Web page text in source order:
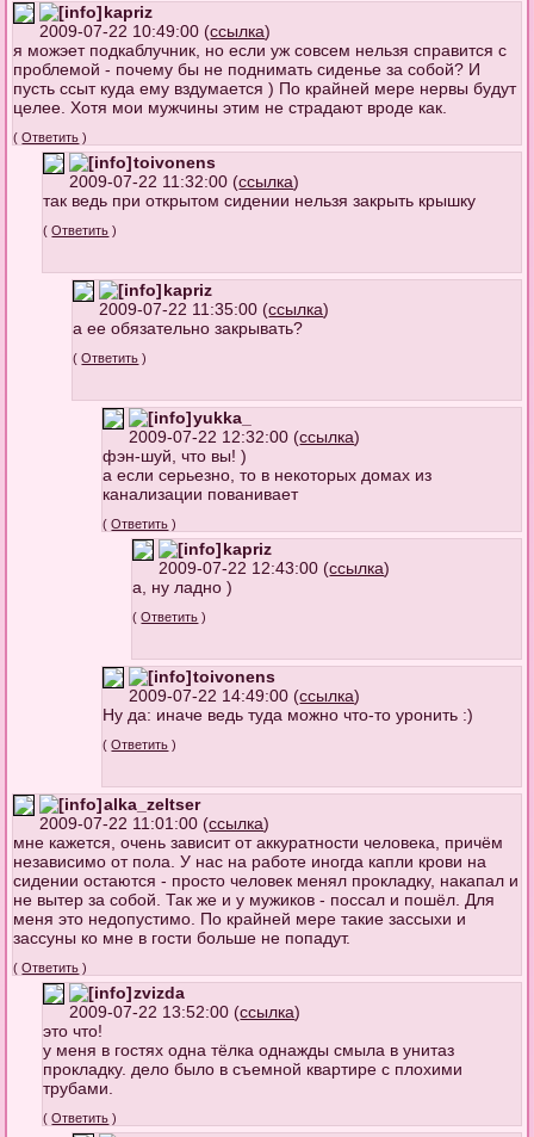
kapriz
2009-07-22 10:49:00 (ссылка)
я можэет подкаблучник, но если уж совсем нельзя справится с
проблемой - почему бы не поднимать сиденье за собой? И
пусть ссыт куда ему вздумается ) По крайней мере нервы будут
целее. Хотя мои мужчины этим не страдают вроде как.
(Ответить )
toivonens
2009-07-22 11:32:00 (ссылка)
так ведь при открытом сидении нельзя закрыть крышку
(Ответить )
kapriz
2009-07-22 11:35:00 (ссылка)
а ее обязательно закрывать?
(Ответить )
yukka_
2009-07-22 12:32:00 (ссылка)
фэн-шуй, что вы! )
а если серьезно, то в некоторых домах из
канализации пованивает
(Ответить )
kapriz
2009-07-22 12:43:00 (ссылка)
а, ну ладно )
(Ответить )
toivonens
2009-07-22 14:49:00 (ссылка)
Ну да: иначе ведь туда можно что-то уронить :)
(Ответить )
alka_zeltser
2009-07-22 11:01:00 (ссылка)
мне кажется, очень зависит от аккуратности человека, причём
независимо от пола. У нас на работе иногда капли крови на
сидении остаются - просто человек менял прокладку, накапал и
не вытер за собой. Так же и у мужиков - поссал и пошёл. Для
меня это недопустимо. По крайней мере такие зассыхи и
зассуны ко мне в гости больше не попадут.
(Ответить )
zvizda
2009-07-22 13:52:00 (ссылка)
это что!
у меня в гостях одна тёлка однажды смыла в унитаз
прокладку. дело было в съемной квартире с плохими
трубами.
(Ответить )